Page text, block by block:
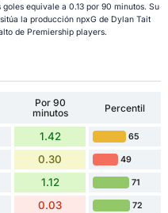
equivale a 0.13 por 90 minutos. Su
la producción npxG de Dylan Tait
de Premiership players.
Por 90
minutos
Percentil
1.42 65
0.30 49
1.12 71
0.03 72